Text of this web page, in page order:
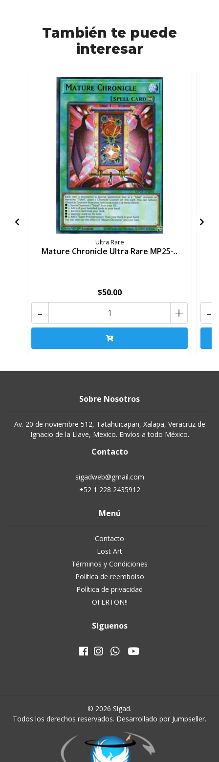
También te puede
interesar
Ultra Rare
Mature Chronicle Ultra Rare MP25-..
$50.00
+
- -
Sobre Nosotros
Av. 20 de noviembre 512, Tatahuicapan, Xalapa, Veracruz de
Ignacio de la Llave, Mexico. Envíos a todo México.
Contacto
sigadweb@gmail.com
+52 1 228 2435912
Menú
Contacto
Lost Art
Términos y Condiciones
Politica de reembolso
Política de privacidad
OFERTON!!
Síguenos
© 2026 Sigad.
Todos los derechos reservados. Desarrollado por Jumpseller.